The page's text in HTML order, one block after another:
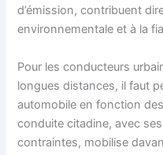
d’émission, contribuent
environnementale et à la
Pour les conducteurs
longues distances, il faut
automobile en fonction
conduite citadine, avec
contraintes, mobilise